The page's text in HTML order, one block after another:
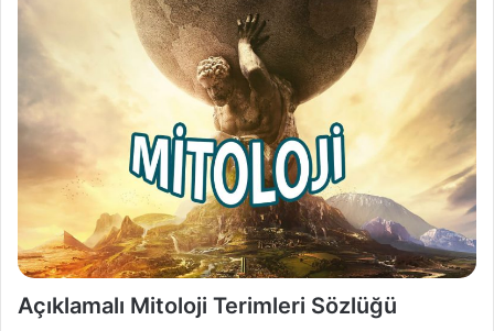
Açıklamalı Mitoloji Terimleri Sözlüğü